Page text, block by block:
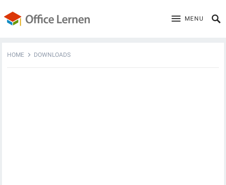
MENU
HOME DOWNLOADS